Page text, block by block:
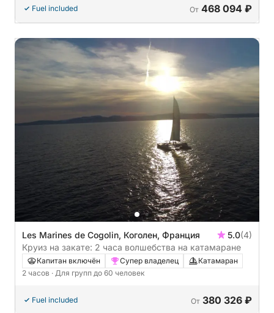
Fuel included От 468 094 ₽
Les Marines de Cogolin, Коголен, Франция 5.0(4)
Круиз на закате: 2 часа волшебства на катамаране
Капитан включён Супер владелец
Катамаран
2 часов · Для групп до 60 человек
Fuel included От 380 326 ₽